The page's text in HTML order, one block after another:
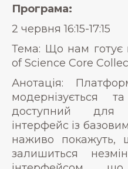
Програма:
2 червня 16:15-17:15
Тема: Що нам готує
of Science Core
Анотація:
модернізується
доступний для
інтерфейс із
наживо покажуть,
залишиться